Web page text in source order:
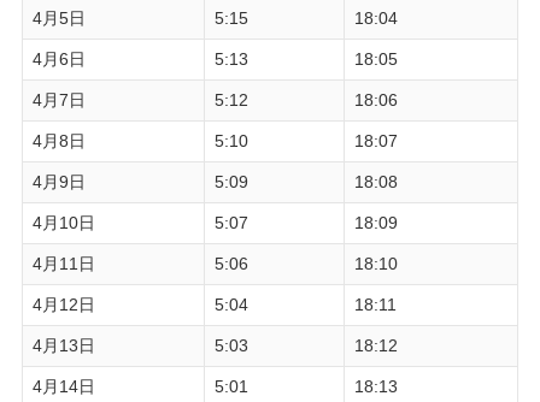
4月5日 5:15 18:04
4月6日 5:13 18:05
4月7日 5:12 18:06
4月8日 5:10 18:07
4月9日 5:09 18:08
4月10日 5:07 18:09
4月11日 5:06 18:10
4月12日 5:04 18:11
4月13日 5:03 18:12
4月14日 5:01 18:13